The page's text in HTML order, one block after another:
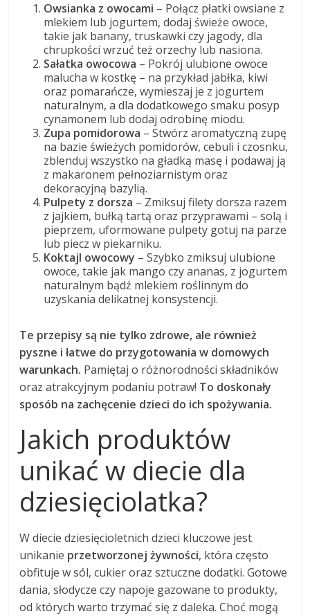
Owsianka z owocami – Połącz płatki owsiane z
mlekiem lub jogurtem, dodaj świeże owoce,
takie jak banany, truskawki czy jagody, dla
chrupkości wrzuć też orzechy lub nasiona.
Sałatka owocowa – Pokrój ulubione owoce
malucha w kostkę – na przykład jabłka, kiwi
oraz pomarańcze, wymieszaj je z jogurtem
naturalnym, a dla dodatkowego smaku posyp
cynamonem lub dodaj odrobinę miodu.
Zupa pomidorowa – Stwórz aromatyczną zupę
na bazie świeżych pomidorów, cebuli i czosnku,
zblenduj wszystko na gładką masę i podawaj ją
z makaronem pełnoziarnistym oraz
dekoracyjną bazylią.
Pulpety z dorsza – Zmiksuj filety dorsza razem
z jajkiem, bułką tartą oraz przyprawami – solą i
pieprzem, uformowane pulpety gotuj na parze
lub piecz w piekarniku.
Koktajl owocowy – Szybko zmiksuj ulubione
owoce, takie jak mango czy ananas, z jogurtem
naturalnym bądź mlekiem roślinnym do
uzyskania delikatnej konsystencji.
Te przepisy są nie tylko zdrowe, ale również
pyszne i łatwe do przygotowania w domowych
warunkach. Pamiętaj o różnorodności składników
oraz atrakcyjnym podaniu potraw! To doskonały
sposób na zachęcenie dzieci do ich spożywania.
Jakich produktów
unikać w diecie dla
dziesięciolatka?
W diecie dziesięcioletnich dzieci kluczowe jest
unikanie przetworzonej żywności, która często
obfituje w sól, cukier oraz sztuczne dodatki. Gotowe
dania, słodycze czy napoje gazowane to produkty,
od których warto trzymać się z daleka. Choć mogą